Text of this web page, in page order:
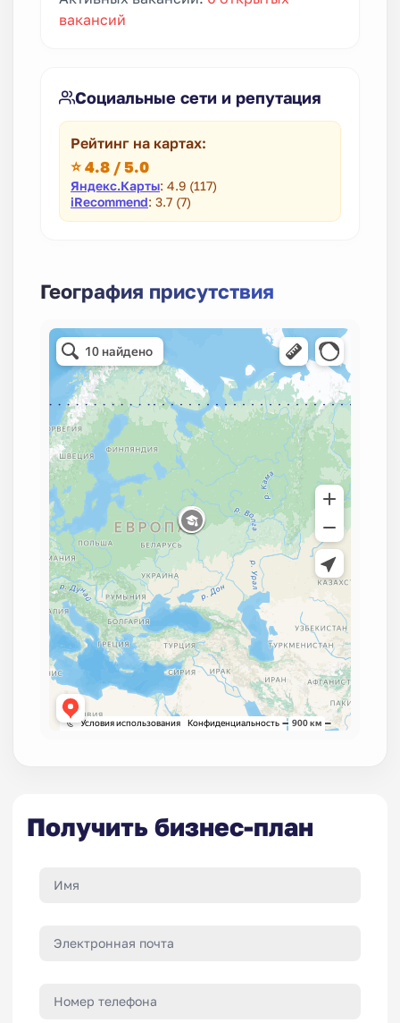
вакансий
Социальные сети и репутация
Рейтинг на картах:
⭐ 4.8 / 5.0
Яндекс.Карты: 4.9 (117)
iRecommend: 3.7 (7)
География присутствия
Получить бизнес-план